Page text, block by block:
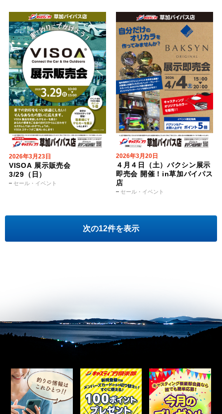
2026年3月23日
セール・イベント
VISOA 展示販売会
3/29（日）
2026年3月20日
セール・イベント
４月４日（土）バクシン展示
即売会 開催！in草加バイパス
店
次の12件を表示